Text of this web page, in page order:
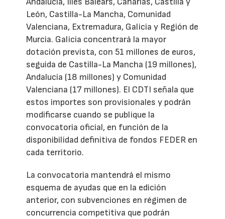
León, Castilla-La Mancha, Comunidad
Valenciana, Extremadura, Galicia y Región de
Murcia. Galicia concentrará la mayor
dotación prevista, con 51 millones de euros,
seguida de Castilla-La Mancha (19 millones),
Andalucía (18 millones) y Comunidad
Valenciana (17 millones). El CDTI señala que
estos importes son provisionales y podrán
modificarse cuando se publique la
convocatoria oficial, en función de la
disponibilidad definitiva de fondos FEDER en
cada territorio.
La convocatoria mantendrá el mismo
esquema de ayudas que en la edición
anterior, con subvenciones en régimen de
concurrencia competitiva que podrán